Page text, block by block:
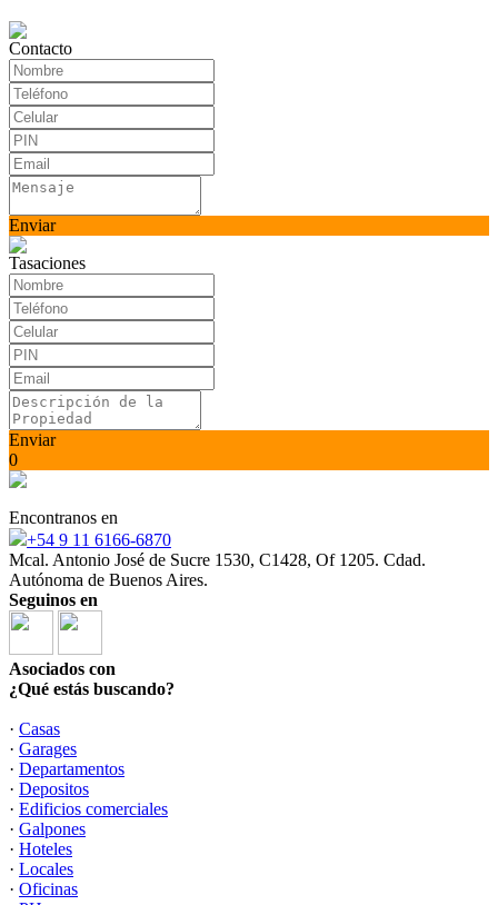
Contacto
Enviar
Tasaciones
Enviar
0
Encontranos en
+54 9 11 6166-6870
Mcal. Antonio José de Sucre 1530, C1428, Of 1205. Cdad.
Autónoma de Buenos Aires.
Seguinos en
Asociados con
¿Qué estás buscando?
· Casas
· Garages
· Departamentos
· Depositos
· Edificios comerciales
· Galpones
· Hoteles
· Locales
· Oficinas